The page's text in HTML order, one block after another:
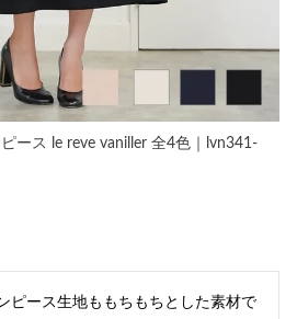
ース le reve vaniller 全4色｜lvn341-
ピース生地ももちもちとした素材で